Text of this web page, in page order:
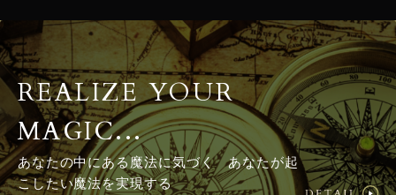
REALIZE YOUR
MAGIC...
あなたの中にある魔法に気づく あなたが起
こしたい魔法を実現する